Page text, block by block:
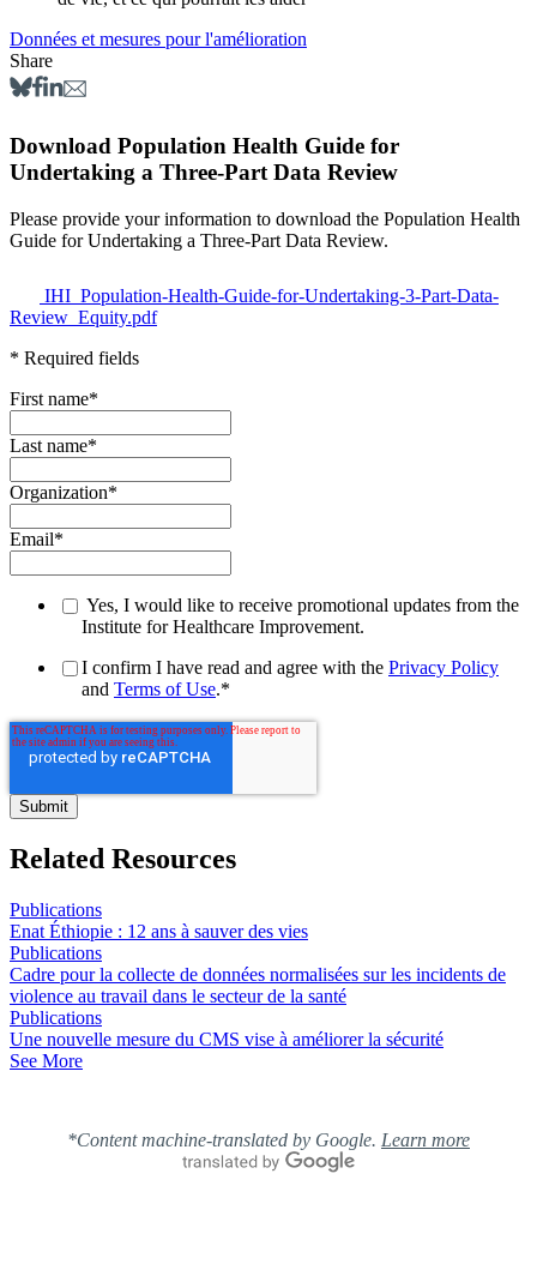
Données et mesures pour l'amélioration
Share
Download Population Health Guide for
Undertaking a Three-Part Data Review
Please provide your information to download the Population Health
Guide for Undertaking a Three-Part Data Review.
IHI_Population-Health-Guide-for-Undertaking-3-Part-Data-
Review_Equity.pdf
* Required fields
First name*
Last name*
Organization*
Email*
Yes, I would like to receive promotional updates from the
Institute for Healthcare Improvement.
I confirm I have read and agree with the Privacy Policy
and Terms of Use.*
Related Resources
Publications
Enat Éthiopie : 12 ans à sauver des vies
Publications
Cadre pour la collecte de données normalisées sur les incidents de
violence au travail dans le secteur de la santé
Publications
Une nouvelle mesure du CMS vise à améliorer la sécurité
See More
*Content machine-translated by Google. Learn more